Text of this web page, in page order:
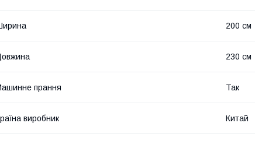
200 см
230 см
прання Так
виробник Китай